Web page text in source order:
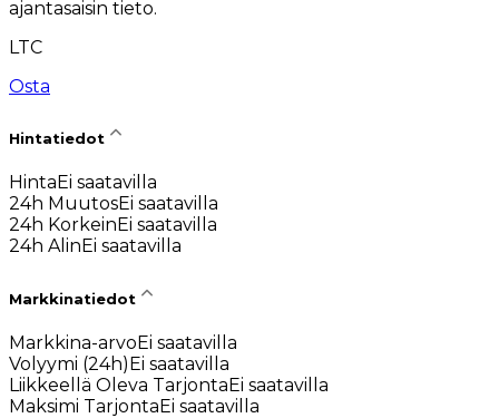
ajantasaisin tieto.
LTC
Osta
Hintatiedot
Hinta Ei saatavilla
24h MuutosEi saatavilla
24h Korkein Ei saatavilla
24h Alin Ei saatavilla
Markkinatiedot
Markkina-arvoEi saatavilla
Volyymi (24h)Ei saatavilla
Liikkeellä Oleva TarjontaEi saatavilla
Maksimi TarjontaEi saatavilla